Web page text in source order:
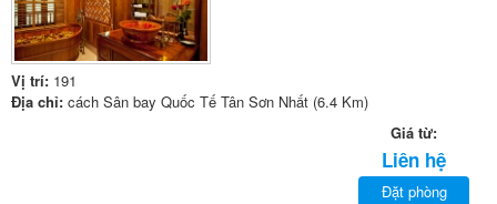
Vị trí: 191
Địa chỉ: cách Sân bay Quốc Tế Tân Sơn Nhất (6.4 Km)
Giá từ:
Liên hệ
Đặt phòng